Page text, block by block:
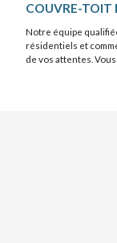
COUVRE-TOIT
Notre équipe
résidentiels et
de vos attentes.